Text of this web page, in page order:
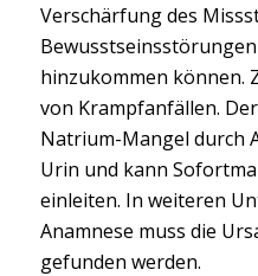
Verschärfung des
hinzukommen können.
von Krampfanfällen.
Natrium-Mangel durch
Urin und kann
einleiten. In weiteren
Anamnese muss die
gefunden werden.